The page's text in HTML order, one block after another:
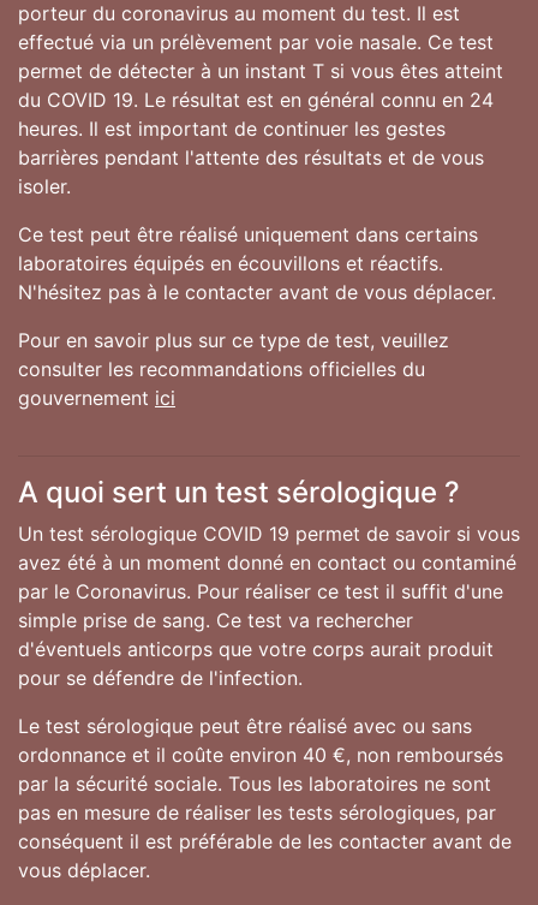
porteur du coronavirus au moment du test. Il est
effectué via un prélèvement par voie nasale. Ce test
permet de détecter à un instant T si vous êtes atteint
du COVID 19. Le résultat est en général connu en 24
heures. Il est important de continuer les gestes
barrières pendant l'attente des résultats et de vous
isoler.
Ce test peut être réalisé uniquement dans certains
laboratoires équipés en écouvillons et réactifs.
N'hésitez pas à le contacter avant de vous déplacer.
Pour en savoir plus sur ce type de test, veuillez
consulter les recommandations officielles du
gouvernement ici
A quoi sert un test sérologique ?
Un test sérologique COVID 19 permet de savoir si vous
avez été à un moment donné en contact ou contaminé
par le Coronavirus. Pour réaliser ce test il suffit d'une
simple prise de sang. Ce test va rechercher
d'éventuels anticorps que votre corps aurait produit
pour se défendre de l'infection.
Le test sérologique peut être réalisé avec ou sans
ordonnance et il coûte environ 40 €, non remboursés
par la sécurité sociale. Tous les laboratoires ne sont
pas en mesure de réaliser les tests sérologiques, par
conséquent il est préférable de les contacter avant de
vous déplacer.